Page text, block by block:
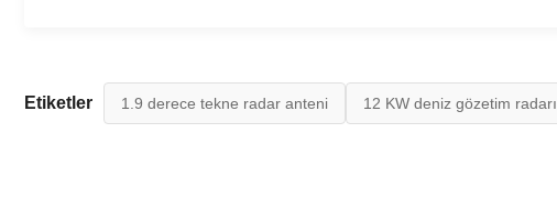
Etiketler 1.9 derece tekne radar anteni 12 KW deniz gözetim radarı